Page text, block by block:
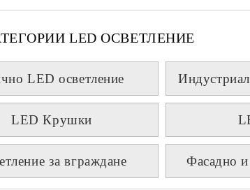
LED ОСВЕТЛЕНИЕ
LED осветление
LED Крушки
за вграждане Фасадно и